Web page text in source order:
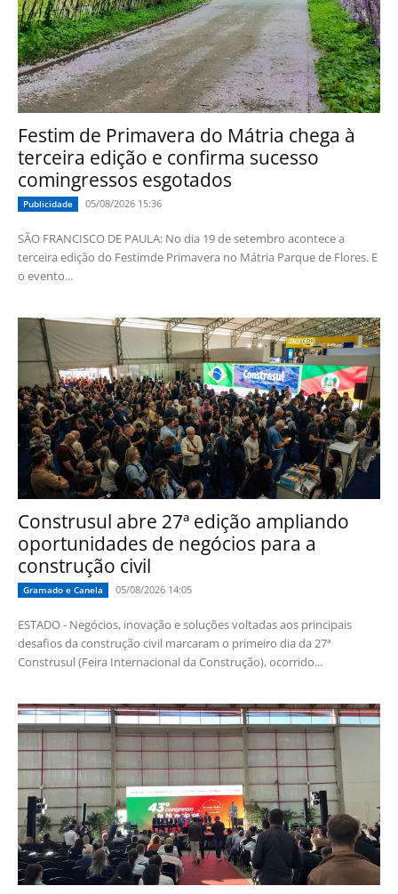
Festim de Primavera do Mátria chega à
terceira edição e confirma sucesso
comingressos esgotados
Publicidade 05/08/2026 15:36
SÃO FRANCISCO DE PAULA: No dia 19 de setembro acontece a
terceira edição do Festimde Primavera no Mátria Parque de Flores. E
o evento...
Construsul abre 27ª edição ampliando
oportunidades de negócios para a
construção civil
Gramado e Canela 05/08/2026 14:05
ESTADO - Negócios, inovação e soluções voltadas aos principais
desafios da construção civil marcaram o primeiro dia da 27ª
Construsul (Feira Internacional da Construção), ocorrido...